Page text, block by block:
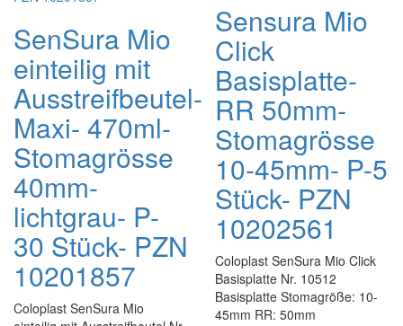
SenSura Mio
einteilig mit
Ausstreifbeutel-
Maxi- 470ml-
Stomagrösse
40mm-
lichtgrau- P-
30 Stück- PZN
10201857
Coloplast SenSura Mio
Sensura Mio
Click
Basisplatte-
RR 50mm-
Stomagrösse
10-45mm- P-5
Stück- PZN
10202561
Coloplast SenSura Mio Click
Basisplatte Nr. 10512
Basisplatte Stomagröße: 10-
45mm RR: 50mm